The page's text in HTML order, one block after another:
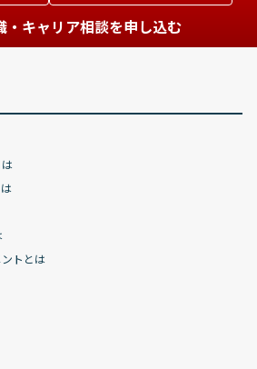
・キャリア相談を申し込む
トとは